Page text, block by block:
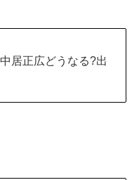
中居正広どうなる?出